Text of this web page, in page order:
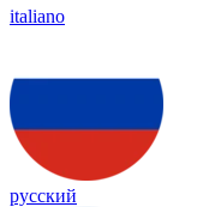
italiano
русский